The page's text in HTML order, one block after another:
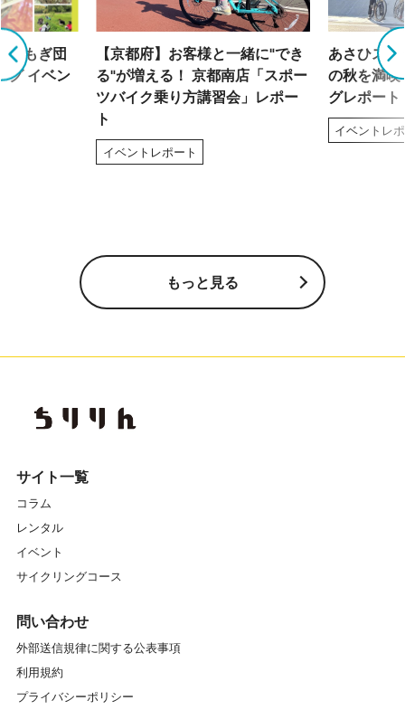
よもぎ団
グ イベン
【京都府】お客様と一緒に"でき
る"が増える！ 京都南店「スポー
ツバイク乗り方講習会」レポー
ト
イベントレポート
あさひス
の秋を満喫
グレポート
イベントレ
もっと見る
サイト一覧
コラム
レンタル
イベント
サイクリングコース
問い合わせ
外部送信規律に関する公表事項
利用規約
プライバシーポリシー